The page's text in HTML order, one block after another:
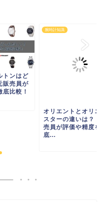
トンはど
販売員が
比較！
腕時計知識
オリエントとオリエ
スターの違いは？【
売員が評価や精度を
底...